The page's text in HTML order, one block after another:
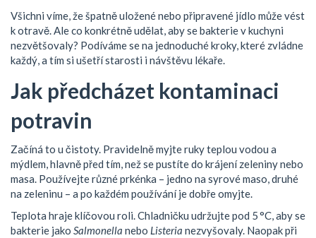
Všichni víme, že špatně uložené nebo připravené jídlo může vést
k otravě. Ale co konkrétně udělat, aby se bakterie v kuchyni
nezvětšovaly? Podíváme se na jednoduché kroky, které zvládne
každý, a tím si ušetří starosti i návštěvu lékaře.
Jak předcházet kontaminaci
potravin
Začíná to u čistoty. Pravidelně myjte ruky teplou vodou a
mýdlem, hlavně před tím, než se pustíte do krájení zeleniny nebo
masa. Používejte různé prkénka – jedno na syrové maso, druhé
na zeleninu – a po každém používání je dobře omyjte.
Teplota hraje klíčovou roli. Chladničku udržujte pod 5 °C, aby se
bakterie jako Salmonella nebo Listeria nezvyšovaly. Naopak při